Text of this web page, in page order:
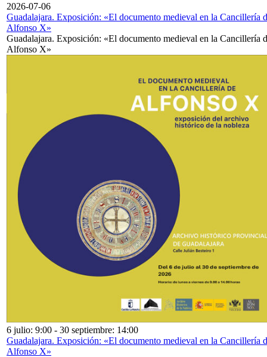
2026-07-06
Guadalajara. Exposición: «El documento medieval en la Cancillería
Alfonso X»
Guadalajara. Exposición: «El documento medieval en la Cancillería
Alfonso X»
6 julio: 9:00 - 30 septiembre: 14:00
Guadalajara. Exposición: «El documento medieval en la Cancillería
Alfonso X»